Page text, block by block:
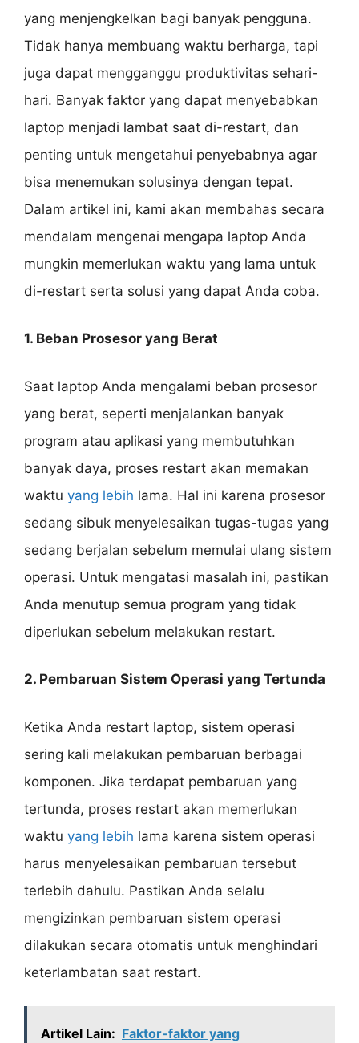
yang menjengkelkan bagi banyak pengguna.
Tidak hanya membuang waktu berharga, tapi
juga dapat mengganggu produktivitas sehari-
hari. Banyak faktor yang dapat menyebabkan
laptop menjadi lambat saat di-restart, dan
penting untuk mengetahui penyebabnya agar
bisa menemukan solusinya dengan tepat.
Dalam artikel ini, kami akan membahas secara
mendalam mengenai mengapa laptop Anda
mungkin memerlukan waktu yang lama untuk
di-restart serta solusi yang dapat Anda coba.
1. Beban Prosesor yang Berat
Saat laptop Anda mengalami beban prosesor
yang berat, seperti menjalankan banyak
program atau aplikasi yang membutuhkan
banyak daya, proses restart akan memakan
waktu yang lebih lama. Hal ini karena prosesor
sedang sibuk menyelesaikan tugas-tugas yang
sedang berjalan sebelum memulai ulang sistem
operasi. Untuk mengatasi masalah ini, pastikan
Anda menutup semua program yang tidak
diperlukan sebelum melakukan restart.
2. Pembaruan Sistem Operasi yang Tertunda
Ketika Anda restart laptop, sistem operasi
sering kali melakukan pembaruan berbagai
komponen. Jika terdapat pembaruan yang
tertunda, proses restart akan memerlukan
waktu yang lebih lama karena sistem operasi
harus menyelesaikan pembaruan tersebut
terlebih dahulu. Pastikan Anda selalu
mengizinkan pembaruan sistem operasi
dilakukan secara otomatis untuk menghindari
keterlambatan saat restart.
Artikel Lain: Faktor-faktor yang